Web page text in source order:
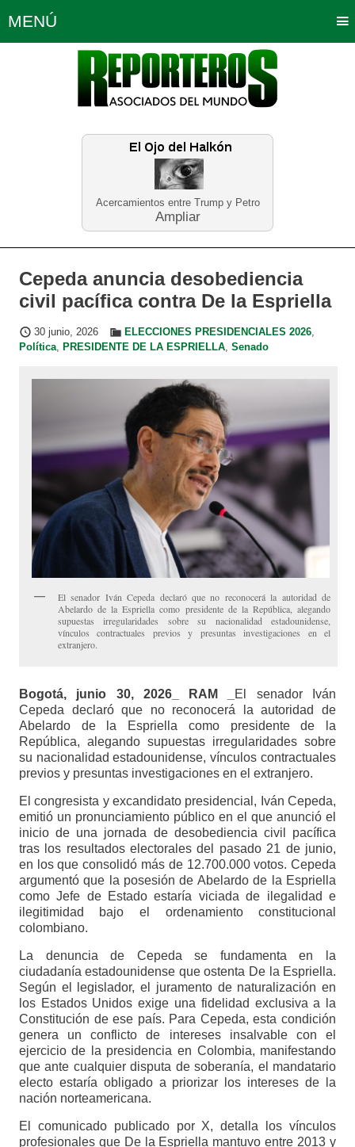
Acercamientos entre Trump y Petro
Ampliar
MENÚ
Política Opinión Bogotá
Planeta Tierra Deportes
Educación Neira
Cepeda anuncia desobediencia
civil pacífica contra De la Espriella
30 junio, 2026 ELECCIONES PRESIDENCIALES 2026,
Política, PRESIDENTE DE LA ESPRIELLA, Senado
El senador Iván Cepeda declaró que no reconocerá la autoridad de
Abelardo de la Espriella como presidente de la República, alegando
supuestas irregularidades sobre su nacionalidad estadounidense,
vínculos contractuales previos y presuntas investigaciones en el
extranjero.
Bogotá, junio 30, 2026_ RAM _ El senador Iván
Cepeda declaró que no reconocerá la autoridad de
Abelardo de la Espriella como presidente de la
República, alegando supuestas irregularidades sobre
su nacionalidad estadounidense, vínculos contractuales
previos y presuntas investigaciones en el extranjero.
El congresista y excandidato presidencial, Iván Cepeda,
emitió un pronunciamiento público en el que anunció el
inicio de una jornada de desobediencia civil pacífica
tras los resultados electorales del pasado 21 de junio,
en los que consolidó más de 12.700.000 votos. Cepeda
argumentó que la posesión de Abelardo de la Espriella
como Jefe de Estado estaría viciada de ilegalidad e
ilegitimidad bajo el ordenamiento constitucional
colombiano.
La denuncia de Cepeda se fundamenta en la
ciudadanía estadounidense que ostenta De la Espriella.
Según el legislador, el juramento de naturalización en
los Estados Unidos exige una fidelidad exclusiva a la
Constitución de ese país. Para Cepeda, esta condición
genera un conflicto de intereses insalvable con el
ejercicio de la presidencia en Colombia, manifestando
que ante cualquier disputa de soberanía, el mandatario
electo estaría obligado a priorizar los intereses de la
nación norteamericana.
El comunicado publicado por X, detalla los vínculos
profesionales que De la Espriella mantuvo entre 2013 y